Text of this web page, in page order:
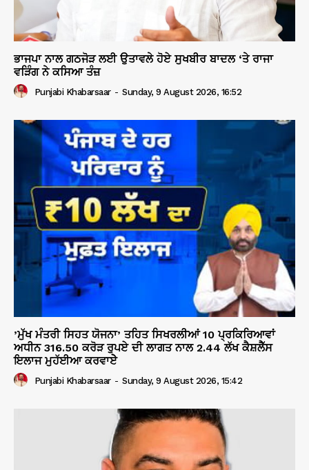
ਭਾਜਪਾ ਨਾਲ ਗਠਜੋੜ ਲਈ ਉਤਾਵਲੇ ਹੋਏ ਸੁਖਬੀਰ ਬਾਦਲ ‘ਤੇ ਰਾਜਾ
ਵੜਿੰਗ ਨੇ ਕਸਿਆ ਤੰਜ਼
Punjabi Khabarsaar - Sunday, 9 August 2026, 16:52
’ਮੁੱਖ ਮੰਤਰੀ ਸਿਹਤ ਯੋਜਨਾ’ ਤਹਿਤ ਸਿਖਰਲੀਆਂ 10 ਪ੍ਰਕਿਰਿਆਵਾਂ
ਅਧੀਨ 316.50 ਕਰੋੜ ਰੁਪਏ ਦੀ ਲਾਗਤ ਨਾਲ 2.44 ਲੱਖ ਕੈਸ਼ਲੈੱਸ
ਇਲਾਜ ਮੁਹੱਈਆ ਕਰਵਾਏੇ
Punjabi Khabarsaar - Sunday, 9 August 2026, 15:42